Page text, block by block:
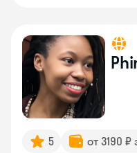
5 от 3190 ₽